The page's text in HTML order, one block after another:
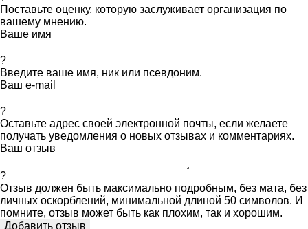
Поставьте оценку, которую заслуживает организация по
вашему мнению.
Ваше имя
?
Введите ваше имя, ник или псевдоним.
Ваш e-mail
?
Оставьте адрес своей электронной почты, если желаете
получать уведомления о новых отзывах и комментариях.
Ваш отзыв
?
Отзыв должен быть максимально подробным, без мата, без
личных оскорблений, минимальной длиной 50 символов. И
помните, отзыв может быть как плохим, так и хорошим.